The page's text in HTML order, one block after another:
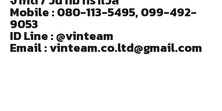
Mobile : 080-113-5495, 099-492-
9053
ID Line : @vinteam
Email : vinteam.co.ltd@gmail.com